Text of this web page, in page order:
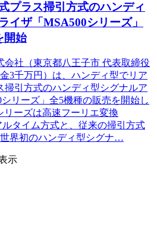
プラス掃引方式のハンディ
イザ「MSA500シリーズ」
開始
会社（東京都八王子市 代表取締役
3千万円）は、ハンディ型でリア
掃引方式のハンディ型シグナルア
リーズ」全5機種の販売を開始し
リーズは高速フーリエ変換
ルタイム方式と、従来の掃引方式
界初のハンディ型シグナ…
示